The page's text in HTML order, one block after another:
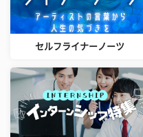
セルフライナーノーツ